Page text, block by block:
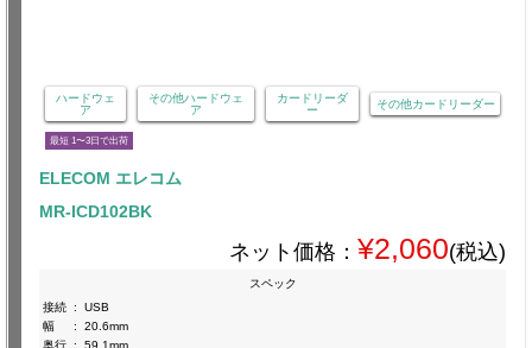
ハードウェ
ア
その他ハードウェ
ア
カードリーダ
ー
その他カードリーダー
最短 1〜3日で出荷
ELECOM エレコム
MR-ICD102BK
ネット価格： ¥2,060(税込)
スペック
接続 :
USB
幅
:
20.6mm